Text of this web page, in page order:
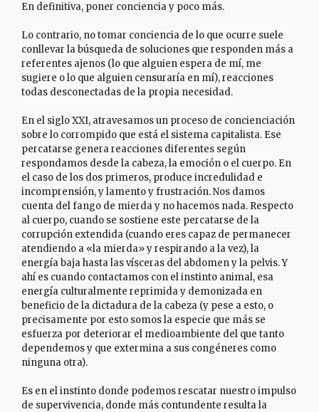
En definitiva, poner conciencia y poco más.
Lo contrario, no tomar conciencia de lo que ocurre suele
conllevar la búsqueda de soluciones que responden más a
referentes ajenos (lo que alguien espera de mí, me
sugiere o lo que alguien censuraría en mí), reacciones
todas desconectadas de la propia necesidad.
En el siglo XXI, atravesamos un proceso de concienciación
sobre lo corrompido que está el sistema capitalista. Ese
percatarse genera reacciones diferentes según
respondamos desde la cabeza, la emoción o el cuerpo. En
el caso de los dos primeros, produce incredulidad e
incomprensión, y lamento y frustración. Nos damos
cuenta del fango de mierda y no hacemos nada. Respecto
al cuerpo, cuando se sostiene este percatarse de la
corrupción extendida (cuando eres capaz de permanecer
atendiendo a «la mierda» y respirando a la vez), la
energía baja hasta las vísceras del abdomen y la pelvis. Y
ahí es cuando contactamos con el instinto animal, esa
energía culturalmente reprimida y demonizada en
beneficio de la dictadura de la cabeza (y pese a esto, o
precisamente por esto somos la especie que más se
esfuerza por deteriorar el medioambiente del que tanto
dependemos y que extermina a sus congéneres como
ninguna otra).
Es en el instinto donde podemos rescatar nuestro impulso
de supervivencia, donde más contundente resulta la